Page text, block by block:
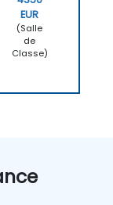
EUR
(Salle
de
Classe)